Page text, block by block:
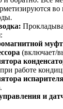
(включает/
работе
и